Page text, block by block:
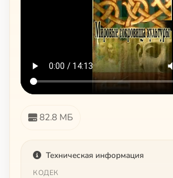
82.8 МБ
Техническая информация
КОДЕК